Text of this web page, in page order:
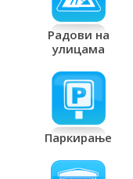
Радови на
улицама
Паркирање